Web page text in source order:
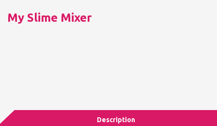
My Slime Mixer
Description